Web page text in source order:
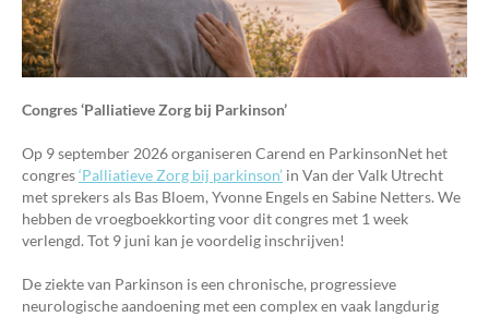
Congres ‘Palliatieve Zorg bij Parkinson’
Op 9 september 2026 organiseren Carend en ParkinsonNet het
congres‘Palliatieve Zorg bij parkinson’ in Van der Valk Utrecht
met sprekers als Bas Bloem, Yvonne Engels en Sabine Netters. We
hebben de vroegboekkorting voor dit congres met 1 week
verlengd. Tot 9 juni kan je voordelig inschrijven!
De ziekte van Parkinson is een chronische, progressieve
neurologische aandoening met een complex en vaak langdurig